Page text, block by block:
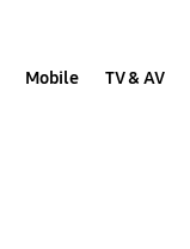
Mobile TV & AV